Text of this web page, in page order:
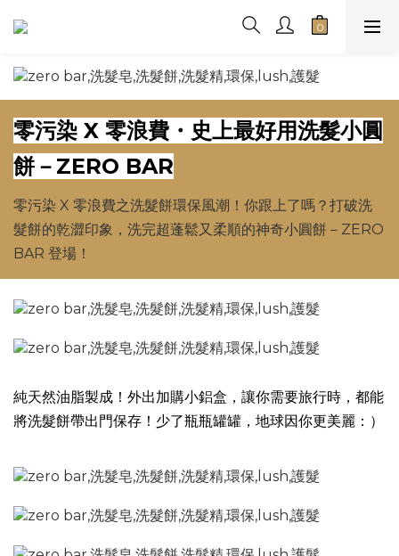
零污染 X 零浪費・史上最好用洗髮小圓
餅－ZERO BAR
零污染 X 零浪費之洗髮餅環保風潮！你跟上了嗎？打破洗
髮餅的乾澀印象，洗完超蓬鬆又柔順的神奇小圓餅－ZERO
BAR 登場！
純天然油脂製成！外出加購小鋁盒，讓你需要旅行時，都能
將洗髮餅帶出門保存！少了瓶瓶罐罐，地球因你更美麗：）